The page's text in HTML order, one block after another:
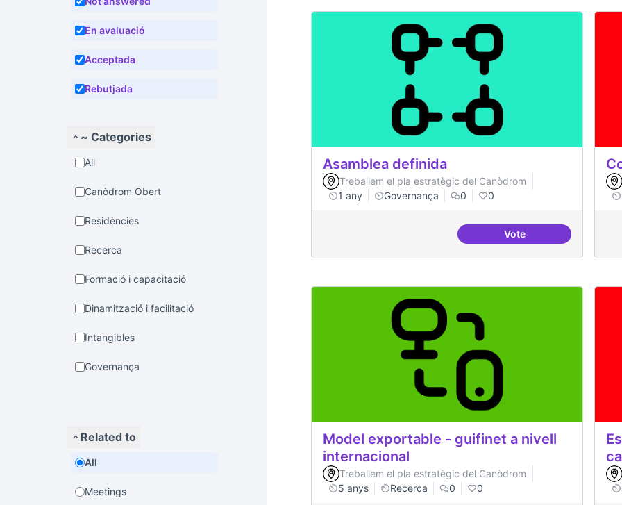
En avaluació
Acceptada
Rebutjada
~ Categories
All
Canòdrom Obert
Residències
Recerca
Formació i capacitació
Dinamització i facilitació
Intangibles
Governança
Related to
All
Meetings
Asamblea definida
Treballem el pla estratègic del Canòdrom
1 any
Governança 0 0
VoteAsamblea definida
Model exportable - guifinet a nivell
internacional
Treballem el pla estratègic del Canòdrom
5 anys
Recerca 0 0